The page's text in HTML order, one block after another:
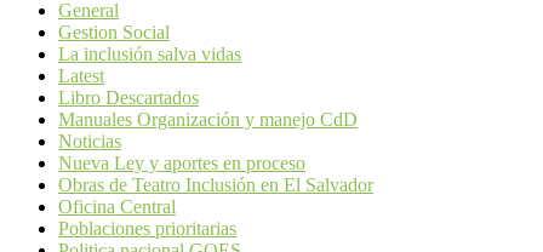
General
Gestion Social
La inclusión salva vidas
Latest
Libro Descartados
Manuales Organización y manejo CdD
Noticias
Nueva Ley y aportes en proceso
Obras de Teatro Inclusión en El Salvador
Oficina Central
Poblaciones prioritarias